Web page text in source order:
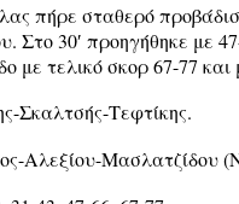
πήρε σταθερό
Στο 30′ προηγήθηκε με
με τελικό σκορ 67-77
Σκαλτσής-Τεφτίκης.
Αλεξίου-Μασλατζίδου